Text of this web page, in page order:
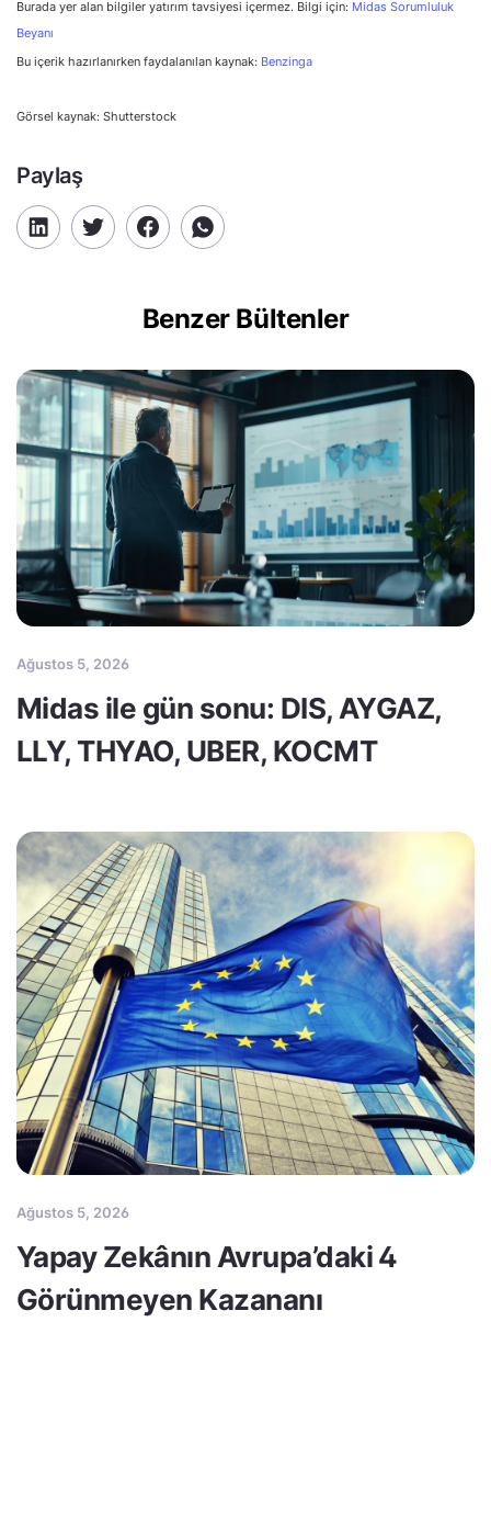
Burada yer alan bilgiler yatırım tavsiyesi içermez. Bilgi için: Midas Sorumluluk
Beyanı
Bu içerik hazırlanırken faydalanılan kaynak: Benzinga
Görsel kaynak: Shutterstock
Paylaş
Benzer Bültenler
Ağustos 5, 2026
Midas ile gün sonu: DIS, AYGAZ,
LLY, THYAO, UBER, KOCMT
Ağustos 5, 2026
Yapay Zekânın Avrupa’daki 4
Görünmeyen Kazananı